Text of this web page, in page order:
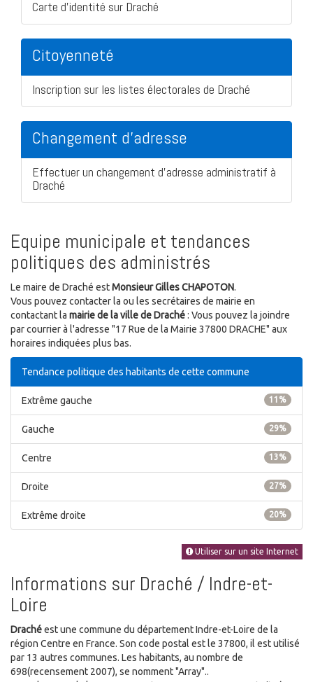
Carte d'identité sur Draché
Citoyenneté
Inscription sur les listes électorales de Draché
Changement d'adresse
Effectuer un changement d'adresse administratif à
Draché
Equipe municipale et tendances
politiques des administrés
Le maire de Draché estMonsieur Gilles CHAPOTON.
Vous pouvez contacter la ou les secrétaires de mairie en
contactant la mairie de la ville de Draché: Vous pouvez la joindre
par courrier à l'adresse "17 Rue de la Mairie 37800 DRACHE" aux
horaires indiquées plus bas.
Tendance politique des habitants de cette commune
11%
Extrême gauche
29%
Gauche
13%
Centre
27%
Droite
20%
Extrême droite
Utiliser sur un site Internet
Informations sur Draché / Indre-et-
Loire
Drachéest une commune du département Indre-et-Loire de la
région Centre en France. Son code postal est le 37800, il est utilisé
par 13 autres communes. Les habitants, au nombre de
698(recensement 2007), se nomment "Array"..